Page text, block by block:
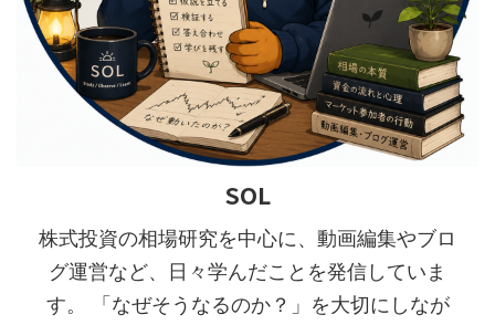
SOL
株式投資の相場研究を中心に、動画編集やブロ
グ運営など、日々学んだことを発信していま
す。 「なぜそうなるのか？」を大切にしなが